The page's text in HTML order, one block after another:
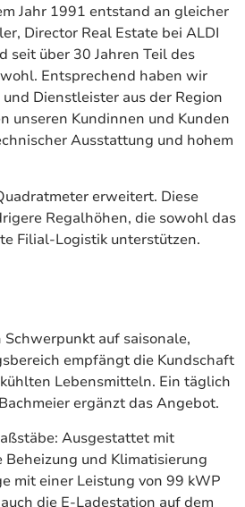
Jahr 1991 entstand an gleicher
Director Real Estate bei ALDI
seit über 30 Jahren Teil des
Entsprechend haben wir
Dienstleister aus der Region
unseren Kundinnen und Kunden
Ausstattung und hohem
erweitert. Diese
Regalhöhen, die sowohl das
Filial-Logistik unterstützen.
auf saisonale,
empfängt die Kundschaft
Lebensmitteln. Ein täglich
ergänzt das Angebot.
Ausgestattet mit
und Klimatisierung
mit einer Leistung von 99 kWP
die E-Ladestation auf dem